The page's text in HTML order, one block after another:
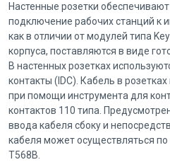
Настенные розетки
подключение рабочих станций к
как в отличии от модулей типа
корпуса, поставляются в виде
В настенных розетках
контакты (IDC). Кабель в
при помощи инструмента для
контактов 110 типа.
ввода кабеля сбоку и
кабеля может осуществляться
Т568В.